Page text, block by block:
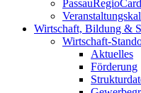
PassauRegioCard
Wirtschaft, Bildung &
Wirtschaft-
Aktuelles
Förderung